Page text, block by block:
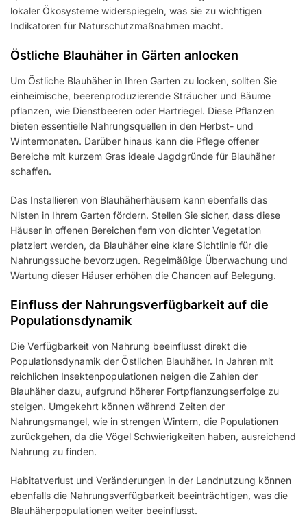
lokaler Ökosysteme widerspiegeln, was sie zu wichtigen
Indikatoren für Naturschutzmaßnahmen macht.
Östliche Blauhäher in Gärten anlocken
Um Östliche Blauhäher in Ihren Garten zu locken, sollten Sie
einheimische, beerenproduzierende Sträucher und Bäume
pflanzen, wie Dienstbeeren oder Hartriegel. Diese Pflanzen
bieten essentielle Nahrungsquellen in den Herbst- und
Wintermonaten. Darüber hinaus kann die Pflege offener
Bereiche mit kurzem Gras ideale Jagdgründe für Blauhäher
schaffen.
Das Installieren von Blauhäherhäusern kann ebenfalls das
Nisten in Ihrem Garten fördern. Stellen Sie sicher, dass diese
Häuser in offenen Bereichen fern von dichter Vegetation
platziert werden, da Blauhäher eine klare Sichtlinie für die
Nahrungssuche bevorzugen. Regelmäßige Überwachung und
Wartung dieser Häuser erhöhen die Chancen auf Belegung.
Einfluss der Nahrungsverfügbarkeit auf die
Populationsdynamik
Die Verfügbarkeit von Nahrung beeinflusst direkt die
Populationsdynamik der Östlichen Blauhäher. In Jahren mit
reichlichen Insektenpopulationen neigen die Zahlen der
Blauhäher dazu, aufgrund höherer Fortpflanzungserfolge zu
steigen. Umgekehrt können während Zeiten der
Nahrungsmangel, wie in strengen Wintern, die Populationen
zurückgehen, da die Vögel Schwierigkeiten haben, ausreichend
Nahrung zu finden.
Habitatverlust und Veränderungen in der Landnutzung können
ebenfalls die Nahrungsverfügbarkeit beeinträchtigen, was die
Blauhäherpopulationen weiter beeinflusst.